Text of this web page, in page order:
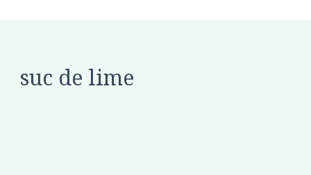
suc de lime